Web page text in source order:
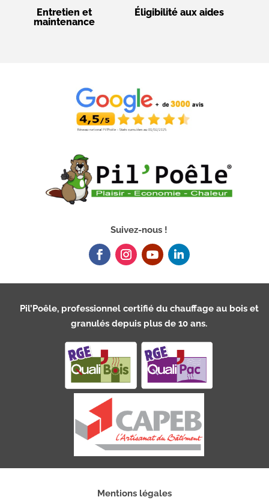
Entretien et
maintenance
Éligibilité aux aides
Suivez-nous !
Pil’Poêle, professionnel certifié du chauffage au bois et
granulés depuis plus de 10 ans.
Mentions légales